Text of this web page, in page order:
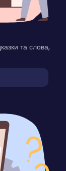
та слова,